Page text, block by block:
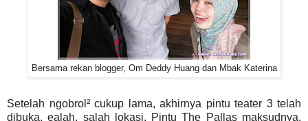
Bersama rekan blogger, Om Deddy Huang dan Mbak Katerina
Setelah ngobrol² cukup lama, akhirnya pintu teater 3 telah
dibuka, ealah, salah lokasi. Pintu The Pallas maksudnya.